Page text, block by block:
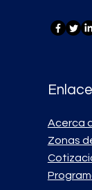
Acerca
Zonas